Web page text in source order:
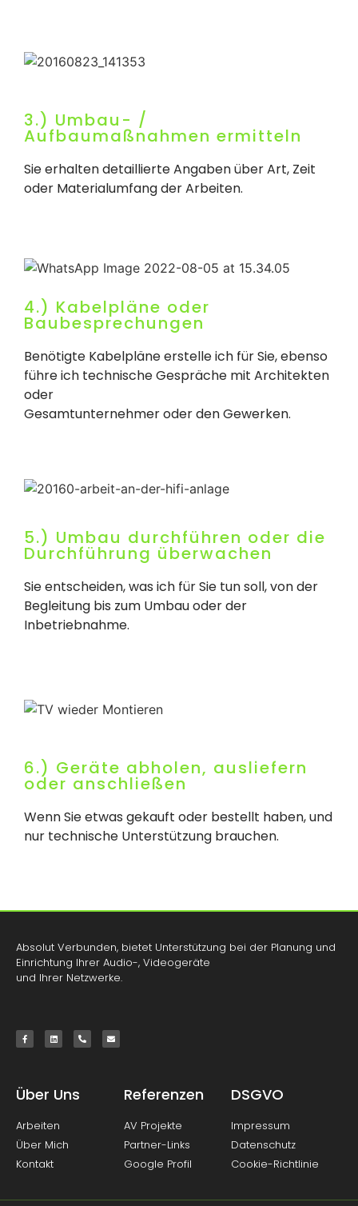
3.) Umbau- /
Aufbaumaßnahmen ermitteln
Sie erhalten detaillierte Angaben über Art, Zeit
oder Materialumfang der Arbeiten.
4.) Kabelpläne oder
Baubesprechungen
Benötigte Kabelpläne erstelle ich für Sie, ebenso
führe ich technische Gespräche mit Architekten
oder
Gesamtunternehmer oder den Gewerken.
5.) Umbau durchführen oder die
Durchführung überwachen
Sie entscheiden, was ich für Sie tun soll, von der
Begleitung bis zum Umbau oder der
Inbetriebnahme.
6.) Geräte abholen, ausliefern
oder anschließen
Wenn Sie etwas gekauft oder bestellt haben, und
nur technische Unterstützung brauchen.
Absolut Verbunden, bietet Unterstützung bei der Planung und
Einrichtung Ihrer Audio-, Videogeräte
und Ihrer Netzwerke.
Über Uns
Arbeiten
Über Mich
Kontakt
Referenzen
AV Projekte
Partner-Links
Google Profil
DSGVO
Impressum
Datenschutz
Cookie-Richtlinie